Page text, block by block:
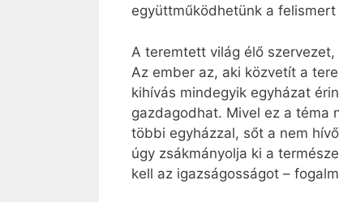
együttműködhetünk a
A teremtett világ élő
Az ember az, aki közvetít a
kihívás mindegyik egyházat
gazdagodhat. Mivel ez a téma
többi egyházzal, sőt a nem
úgy zsákmányolja ki a
kell az igazságosságot –